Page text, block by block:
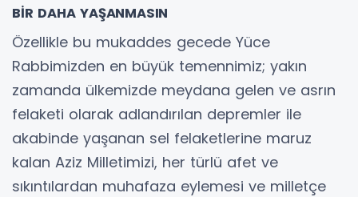
BİR DAHA YAŞANMASIN
Özellikle bu mukaddes gecede Yüce
Rabbimizden en büyük temennimiz; yakın
zamanda ülkemizde meydana gelen ve asrın
felaketi olarak adlandırılan depremler ile
akabinde yaşanan sel felaketlerine maruz
kalan Aziz Milletimizi, her türlü afet ve
sıkıntılardan muhafaza eylemesi ve milletçe